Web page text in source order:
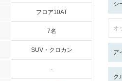
フロア10AT
7名
SUV・クロカン
-
シ
オ
ア
ク